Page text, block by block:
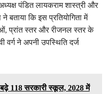
पंडित लायकराम शास्त्री और
कि इस प्रतियोगिता में
प्रांत स्तर और रीजनल स्तर के
वर्ग ने अपनी उपस्थिति दर्ज
118 सरकारी स्कूल, 2028 में